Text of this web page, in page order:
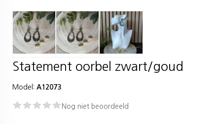
Statement oorbel zwart/goud
Model: A12073
Nog niet beoordeeld